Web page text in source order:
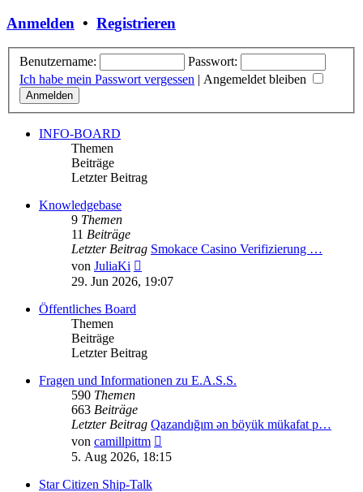
Anmelden • Registrieren
Benutzername:
Passwort:
Ich habe mein Passwort vergessen | Angemeldet bleiben
INFO-BOARD
Themen
Beiträge
Letzter Beitrag
Knowledgebase
9 Themen
11 Beiträge
Letzter Beitrag Smokace Casino Verifizierung …
von JuliaKi
Beitrag
29. Jun 2026, 19:07
Öffentliches Board
Themen
Beiträge
Letzter Beitrag
Fragen und Informationen zu E.A.S.S.
590 Themen
663 Beiträge
Letzter Beitrag Qazandığım ən böyük mükafat p…
von camillpittm
Beitrag
5. Aug 2026, 18:15
Star Citizen Ship-Talk